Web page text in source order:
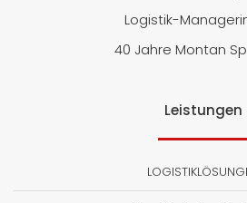
Logistik-
40 Jahre Montan
Leistungen